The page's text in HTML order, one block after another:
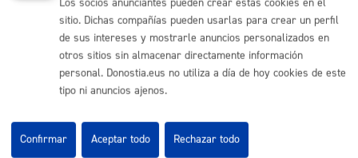
Otras páginas web corporativas
Donostia Kultura
Donostia Turismo
Dbus
Los socios anunciantes pueden crear estas cookies en el
sitio. Dichas compañías pueden usarlas para crear un perfil
de sus intereses y mostrarle anuncios personalizados en
otros sitios sin almacenar directamente información
personal. Donostia.eus no utiliza a día de hoy cookies de este
tipo ni anuncios ajenos.
Rechazar todo
Confirmar Aceptar todo